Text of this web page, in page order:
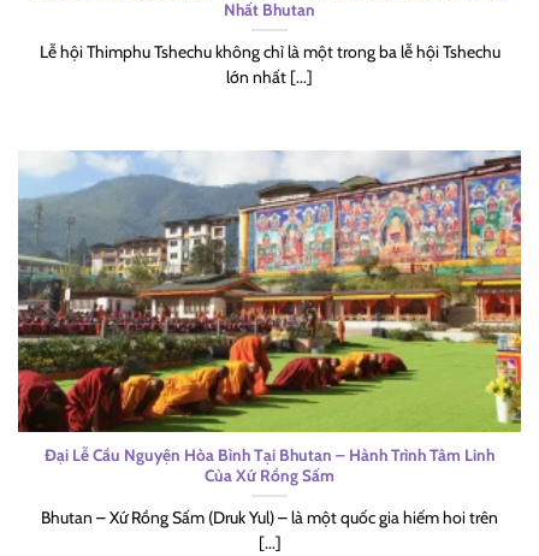
Nhất Bhutan
Lễ hội Thimphu Tshechu không chỉ là một trong ba lễ hội Tshechu
lớn nhất [...]
Đại Lễ Cầu Nguyện Hòa Bình Tại Bhutan – Hành Trình Tâm Linh
Của Xứ Rồng Sấm
Bhutan – Xứ Rồng Sấm (Druk Yul) – là một quốc gia hiếm hoi trên
[...]